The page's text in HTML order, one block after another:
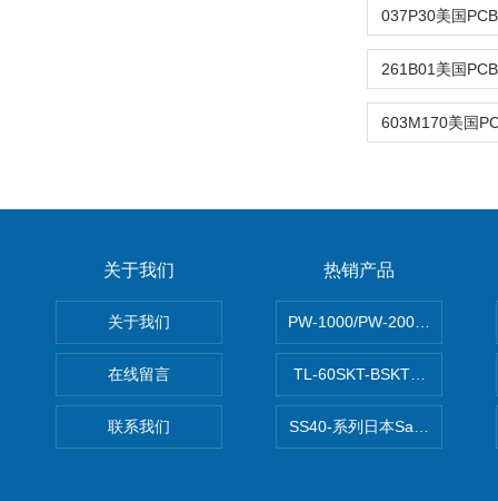
关于我们
关于我们
在线留言
联系我们
热销产品
PW-1000/PW-
TL-60SKT-BSKTC张力控制器
SS40-系列日本Sawamura泽